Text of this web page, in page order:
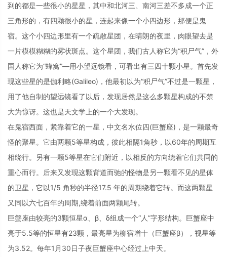
到的都是一些很小的星星，其中和北河三、南河三差不多成一个正
三角形的，有四颗很小的星，连起来像一个小四边形，那便是鬼
宿。这个小四边形里有一个疏散星团，在晴朗的夜里，肉眼望去是
一片模模糊糊的雾状斑点。这个星团，我们古人称它为“积尸气”，外
国人称它为“蜂窝”—用小望远镜看，可看出有三四十颗小星。首先发
现这些星的是伽利略(Galileo)，他最初以为“积尸气”不过是一颗星，
用了他自制的望远镜看了以后，发现居然是这么多颗星构成的不禁
大为惊讶。这也是天文学上的一个大发现。
在鬼宿西面，紧靠着它的一星，中文名水位四(巨蟹座)，是一颗最奇
怪的聚星。它由两颗5等星构成，彼此相隔1角秒，以60年的周期互
相绕行。另有一颗5等星在它们附近，以相反的方向绕着它们共同的
重心而行。后来又发现这颗背道而驰的怪物是另一颗看不见的星体
的卫星，它以1/5 角秒的半径17.5 年的周期绕着它转。而这两颗星
又同以六七百年的周期,绕着前面两颗尾转。
巨蟹座由较亮的3颗恒星α、β、δ组成一个“人”字形结构。巨蟹座中
亮于5.5等的恒星有23颗，最亮星为柳宿增十（巨蟹座β），视星等
为3.52。每年1月30日子夜巨蟹座中心经过上中天。